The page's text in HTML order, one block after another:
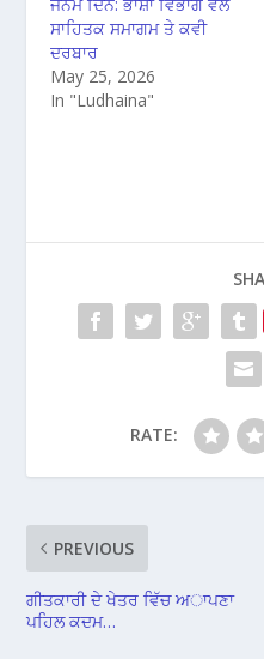
ਸਾਹਿਤਕ ਸਮਾਗਮ ਤੇ ਕਵੀ
ਦਰਬਾਰ
May 25, 2026
In "Ludhaina"
RATE:
PREVIOUS
ਗੀਤਕਾਰੀ ਦੇ ਖੇਤਰ ਵਿੱਚ ਅਾਪਣਾ
ਪਹਿਲ ਕਦਮ…